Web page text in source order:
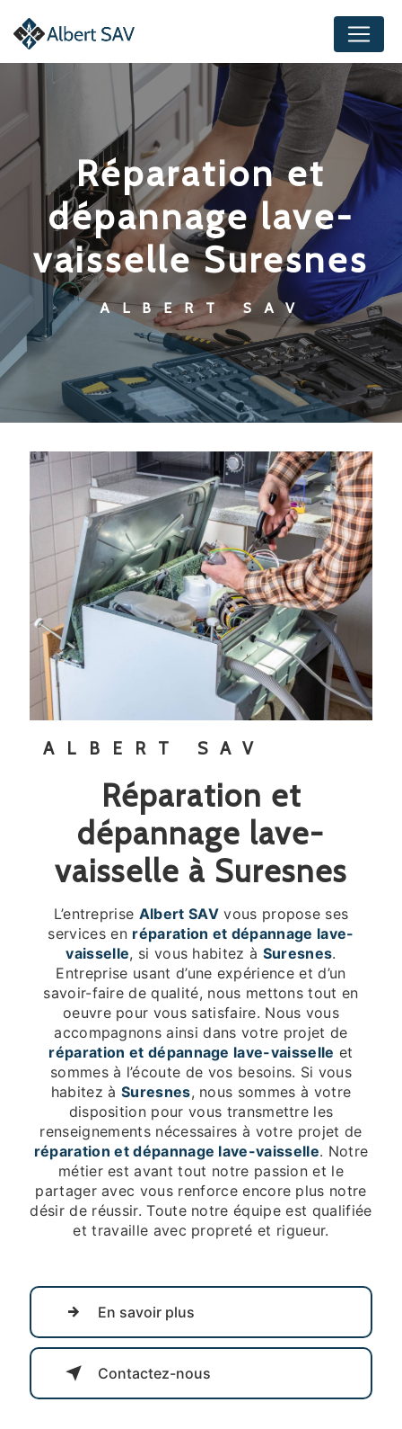
réparation et
dépannage lave-
vaisselle Suresnes
ALBERT SAV
ALBERT SAV
réparation et
dépannage lave-
vaisselle à Suresnes
L’entreprise Albert SAVvous propose ses
services en réparation et dépannage lave-
vaisselle, si vous habitez à Suresnes.
Entreprise usant d’une expérience et d’un
savoir-faire de qualité, nous mettons tout en
oeuvre pour vous satisfaire. Nous vous
accompagnons ainsi dans votre projet de
réparation et dépannage lave-vaisselle et
sommes à l’écoute de vos besoins. Si vous
habitez à Suresnes, nous sommes à votre
disposition pour vous transmettre les
renseignements nécessaires à votre projet de
réparation et dépannage lave-vaisselle. Notre
métier est avant tout notre passion et le
partager avec vous renforce encore plus notre
désir de réussir. Toute notre équipe est qualifiée
et travaille avec propreté et rigueur.
En savoir plus
Contactez-nous